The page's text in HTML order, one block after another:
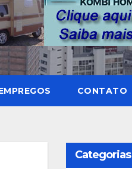
CONTATO
Categorias